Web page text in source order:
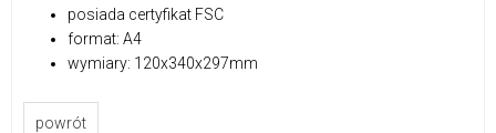
posiada certyfikat FSC
format: A4
wymiary: 120x340x297mm
powrót